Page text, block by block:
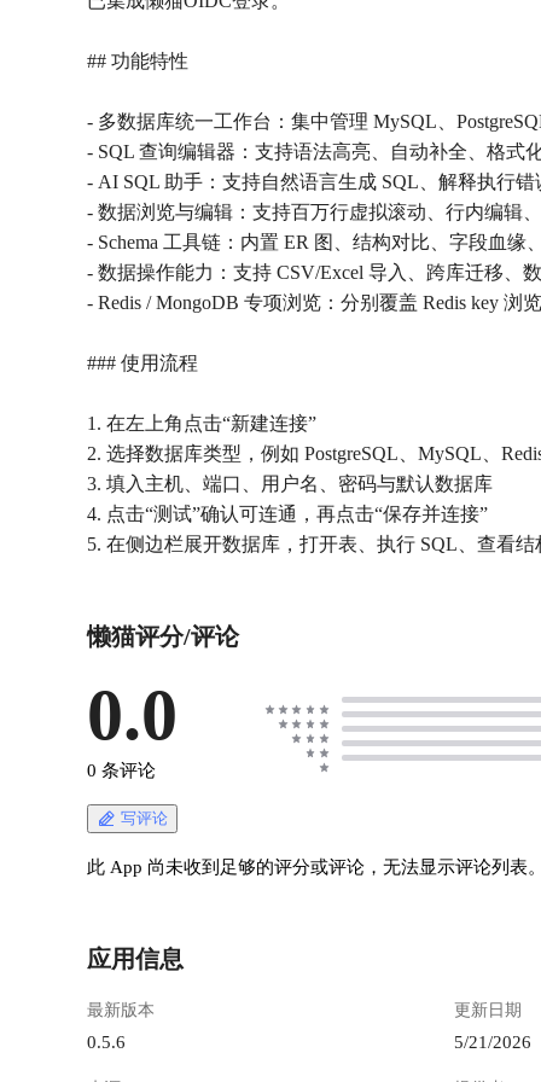
## 功能特性
- 多数据库统一工作台：集中管理 MySQL、
- SQL 查询编辑器：支持语法高亮、自动补全、格式
- AI SQL 助手：支持自然语言生成 SQL、解释执行
- 数据浏览与编辑：支持百万行虚拟滚动、行内编辑
- Schema 工具链：内置 ER 图、结构对比、字段血缘
- 数据操作能力：支持 CSV/Excel 导入、跨库迁移、
- Redis / MongoDB 专项浏览：分别覆盖 Redis key 浏
### 使用流程
1. 在左上角点击“新建连接”
2. 选择数据库类型，例如 PostgreSQL、MySQL、
3. 填入主机、端口、用户名、密码与默认数据库
4. 点击“测试”确认可连通，再点击“保存并连接”
懒猫评分/评论
0.0
0 条评论
写评论
此 App 尚未收到足够的评分或评论，无法显示评论列表
应用信息
最新版本
0.5.6
更新日期
5/21/2026